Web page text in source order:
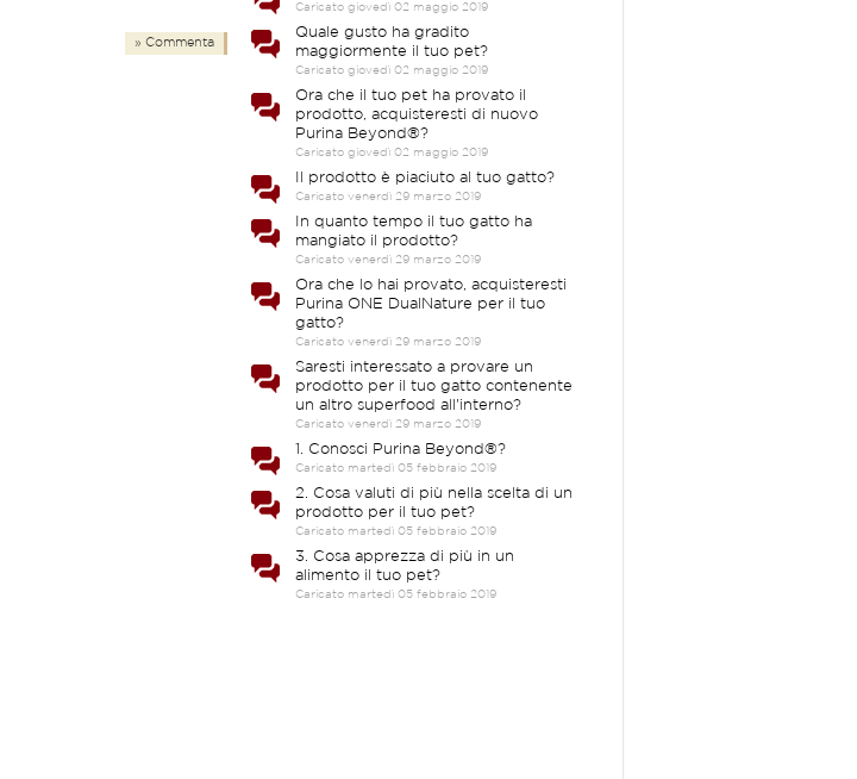
» Commenta
Caricato giovedì 02 maggio 2019
Quale gusto ha gradito
maggiormente il tuo pet?
Caricato giovedì 02 maggio 2019
Ora che il tuo pet ha provato il
prodotto, acquisteresti di nuovo
Purina Beyond®?
Caricato giovedì 02 maggio 2019
Il prodotto è piaciuto al tuo gatto?
Caricato venerdì 29 marzo 2019
In quanto tempo il tuo gatto ha
mangiato il prodotto?
Caricato venerdì 29 marzo 2019
Ora che lo hai provato, acquisteresti
Purina ONE DualNature per il tuo
gatto?
Caricato venerdì 29 marzo 2019
Saresti interessato a provare un
prodotto per il tuo gatto contenente
un altro superfood all'interno?
Caricato venerdì 29 marzo 2019
1. Conosci Purina Beyond®?
Caricato martedì 05 febbraio 2019
2. Cosa valuti di più nella scelta di un
prodotto per il tuo pet?
Caricato martedì 05 febbraio 2019
3. Cosa apprezza di più in un
alimento il tuo pet?
Caricato martedì 05 febbraio 2019